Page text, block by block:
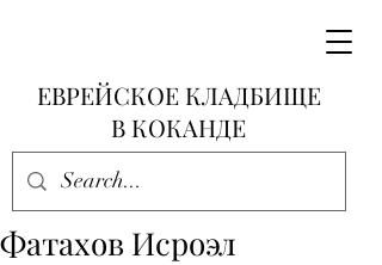
ЕВРЕЙСКОЕ КЛАДБИЩЕ
В КОКАНДЕ
Фатахов Исроэл